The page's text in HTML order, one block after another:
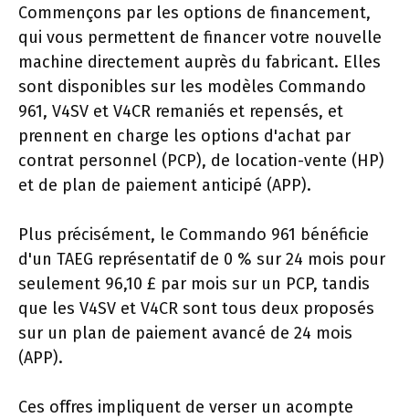
Commençons par les options de financement,
qui vous permettent de financer votre nouvelle
machine directement auprès du fabricant. Elles
sont disponibles sur les modèles Commando
961, V4SV et V4CR remaniés et repensés, et
prennent en charge les options d'achat par
contrat personnel (PCP), de location-vente (HP)
et de plan de paiement anticipé (APP).
Plus précisément, le Commando 961 bénéficie
d'un TAEG représentatif de 0 % sur 24 mois pour
seulement 96,10 £ par mois sur un PCP, tandis
que les V4SV et V4CR sont tous deux proposés
sur un plan de paiement avancé de 24 mois
(APP).
Ces offres impliquent de verser un acompte